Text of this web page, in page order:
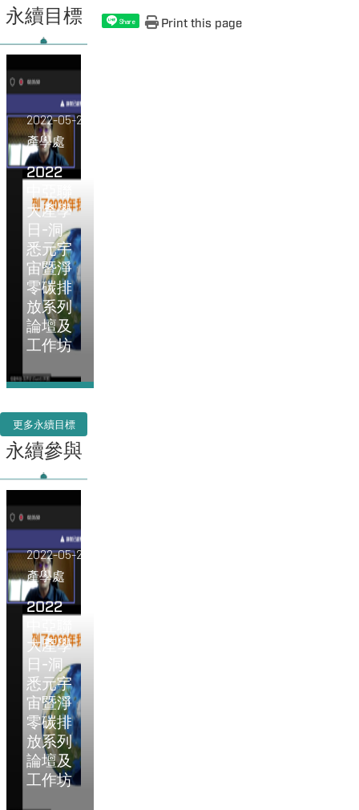
永續目標
2022-05-27
產學處
2022
中亞聯
大產學
日-洞
悉元宇
宙暨淨
零碳排
放系列
論壇及
工作坊
更多永續目標
永續參與
2022-05-27
產學處
2022
大產學
日-洞
悉元宇
宙暨淨
零碳排
放系列
論壇及
工作坊
Share Print this page